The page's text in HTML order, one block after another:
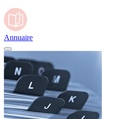
Annuaire